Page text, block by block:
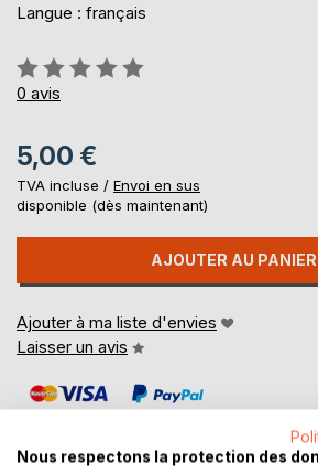
Langue : français
Évaluation:
0%
0 avis
5,00 €
TVA incluse / Envoi en sus
disponible (dès maintenant)
AJOUTER AU PANIER
Ajouter à ma liste d'envies
Laisser un avis
Nous respectons la protection des